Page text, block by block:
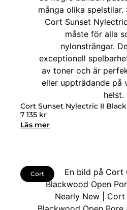
Cort Sunset Nylectric II Black
7 135 kr
Läs mer
Cort